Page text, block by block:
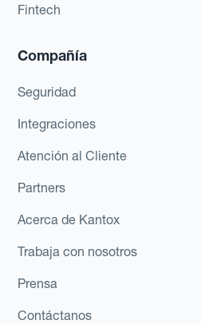
Fintech
Compañía
Seguridad
Integraciones
Atención al Cliente
Partners
Acerca de Kantox
Trabaja con nosotros
Prensa
Contáctanos